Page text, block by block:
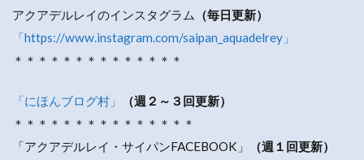
アクアデルレイのインスタグラム
（毎日更新）
「https://www.instagram.com/saipan_aquadelrey」
＊＊＊＊＊＊＊＊＊＊＊＊＊＊
「にほんブログ村」
（週２～３回更新）
＊＊＊＊＊＊＊＊＊＊＊＊＊＊＊
「アクアデルレイ・サイパンFACEBOOK」
（週１回更新）